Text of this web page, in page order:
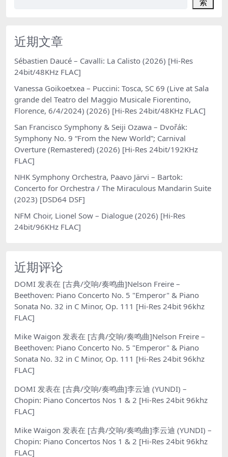
近期文章
Sébastien Daucé – Cavalli: La Calisto (2026) [Hi-Res
24bit/48KHz FLAC]
Vanessa Goikoetxea – Puccini: Tosca, SC 69 (Live at Sala
grande del Teatro del Maggio Musicale Fiorentino,
Florence, 6/4/2024) (2026) [Hi-Res 24bit/48KHz FLAC]
San Francisco Symphony & Seiji Ozawa – Dvořák:
Symphony No. 9 “From the New World”; Carnival
Overture (Remastered) (2026) [Hi-Res 24bit/192KHz
FLAC]
NHK Symphony Orchestra, Paavo Järvi – Bartok:
Concerto for Orchestra / The Miraculous Mandarin Suite
(2023) [DSD64 DSF]
NFM Choir, Lionel Sow – Dialogue (2026) [Hi-Res
24bit/96KHz FLAC]
近期评论
DOMI 发表在 [古典/交响/奏鸣曲]Nelson Freire –
Beethoven: Piano Concerto No. 5 "Emperor" & Piano
Sonata No. 32 in C Minor, Op. 111 [Hi-Res 24bit 96khz
FLAC]
Mike Waigon 发表在 [古典/交响/奏鸣曲]Nelson Freire –
Beethoven: Piano Concerto No. 5 "Emperor" & Piano
Sonata No. 32 in C Minor, Op. 111 [Hi-Res 24bit 96khz
FLAC]
DOMI 发表在 [古典/交响/奏鸣曲]李云迪 (YUNDI) –
Chopin: Piano Concertos Nos 1 & 2 [Hi-Res 24bit 96khz
FLAC]
Mike Waigon 发表在 [古典/交响/奏鸣曲]李云迪 (YUNDI) –
Chopin: Piano Concertos Nos 1 & 2 [Hi-Res 24bit 96khz
FLAC]